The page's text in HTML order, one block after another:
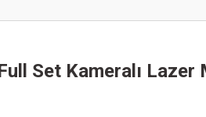
Set Kameralı Lazer